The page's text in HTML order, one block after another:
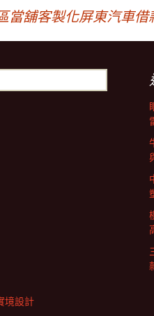
當舖客製化屏東汽車
境設計